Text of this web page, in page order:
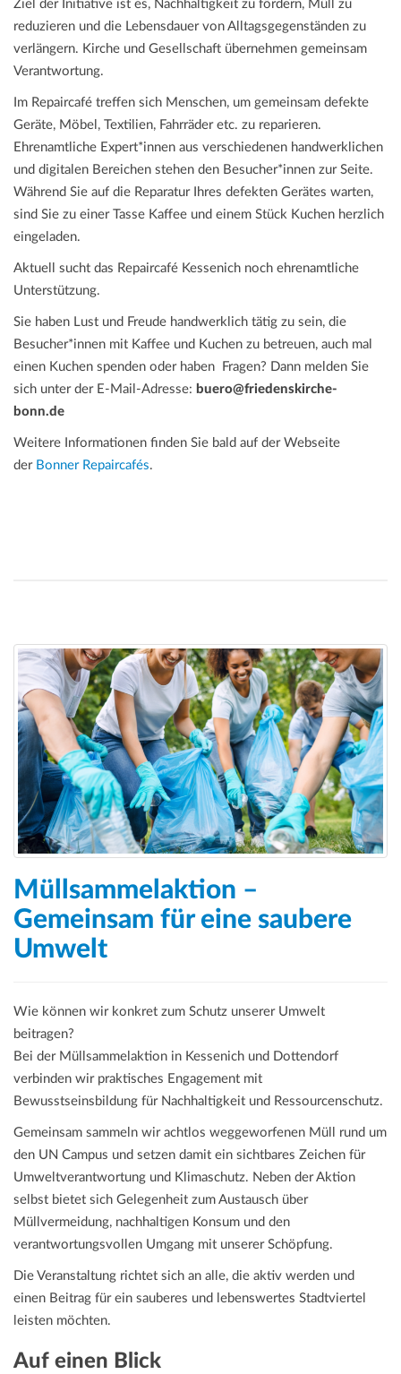
Ziel der Initiative ist es, Nachhaltigkeit zu fördern, Müll zu
reduzieren und die Lebensdauer von Alltagsgegenständen zu
verlängern. Kirche und Gesellschaft übernehmen gemeinsam
Verantwortung.
Im Repaircafé treffen sich Menschen, um gemeinsam defekte
Geräte, Möbel, Textilien, Fahrräder etc. zu reparieren.
Ehrenamtliche Expert*innen aus verschiedenen handwerklichen
und digitalen Bereichen stehen den Besucher*innen zur Seite.
Während Sie auf die Reparatur Ihres defekten Gerätes warten,
sind Sie zu einer Tasse Kaffee und einem Stück Kuchen herzlich
eingeladen.
Aktuell sucht das Repaircafé Kessenich noch ehrenamtliche
Unterstützung.
Sie haben Lust und Freude handwerklich tätig zu sein, die
Besucher*innen mit Kaffee und Kuchen zu betreuen, auch mal
einen Kuchen spenden oder haben Fragen? Dann melden Sie
sich unter der E-Mail-Adresse: buero@friedenskirche-
bonn.de
Weitere Informationen finden Sie bald auf der Webseite
der Bonner Repaircafés.
Müllsammelaktion –
Gemeinsam für eine saubere
Umwelt
Wie können wir konkret zum Schutz unserer Umwelt
beitragen?
Bei der Müllsammelaktion in Kessenich und Dottendorf
verbinden wir praktisches Engagement mit
Bewusstseinsbildung für Nachhaltigkeit und Ressourcenschutz.
Gemeinsam sammeln wir achtlos weggeworfenen Müll rund um
den UN Campus und setzen damit ein sichtbares Zeichen für
Umweltverantwortung und Klimaschutz. Neben der Aktion
selbst bietet sich Gelegenheit zum Austausch über
Müllvermeidung, nachhaltigen Konsum und den
verantwortungsvollen Umgang mit unserer Schöpfung.
Die Veranstaltung richtet sich an alle, die aktiv werden und
einen Beitrag für ein sauberes und lebenswertes Stadtviertel
leisten möchten.
Auf einen Blick